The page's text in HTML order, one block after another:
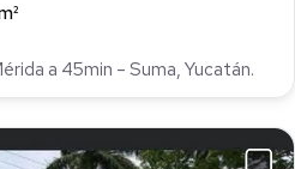
a 45min – Suma, Yucatán.